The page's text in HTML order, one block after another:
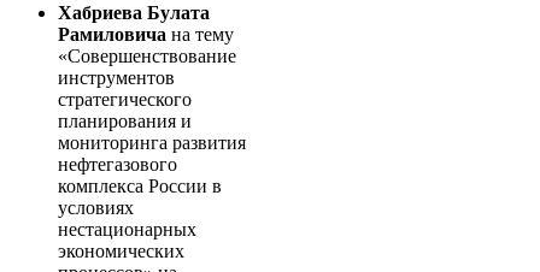
Хабриева Булата
Рамиловича на тему
«Совершенствование
инструментов
стратегического
планирования и
мониторинга развития
нефтегазового
комплекса России в
условиях
нестационарных
экономических